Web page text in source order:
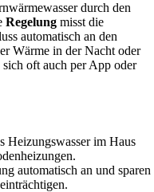
durch den
Regelung misst die
automatisch an den
Wärme in der Nacht oder
sich oft auch per App oder
Heizungswasser im Haus
automatisch an und sparen